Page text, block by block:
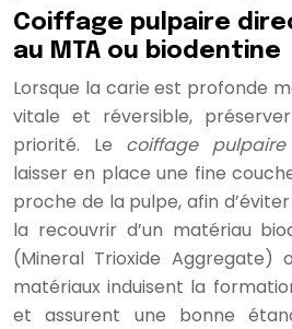
Coiffage pulpaire
au MTA ou biodentine
Lorsque la carie est profonde
vitale et réversible,
priorité. Le coiffage
laisser en place une fine
proche de la pulpe, afin
la recouvrir d’un matériau
(Mineral Trioxide Aggregate)
matériaux induisent la
et assurent une bonne